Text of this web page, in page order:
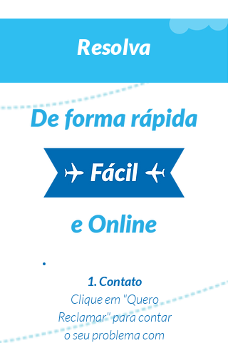
Resolva
1. Contato
Clique em "Quero
Reclamar" para contar
o seu problema com